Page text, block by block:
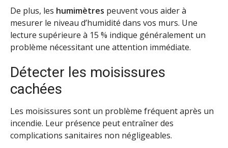
De plus, les humimètres peuvent vous aider à
mesurer le niveau d’humidité dans vos murs. Une
lecture supérieure à 15 % indique généralement un
problème nécessitant une attention immédiate.
Détecter les moisissures
cachées
Les moisissures sont un problème fréquent après un
incendie. Leur présence peut entraîner des
complications sanitaires non négligeables.